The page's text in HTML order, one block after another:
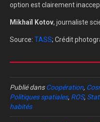
option est clairement
Mikhaïl Kotov, journaliste
Source: TASS; Crédit
Publié dansCoopération,
Politiques spatiales, ROS,
habités